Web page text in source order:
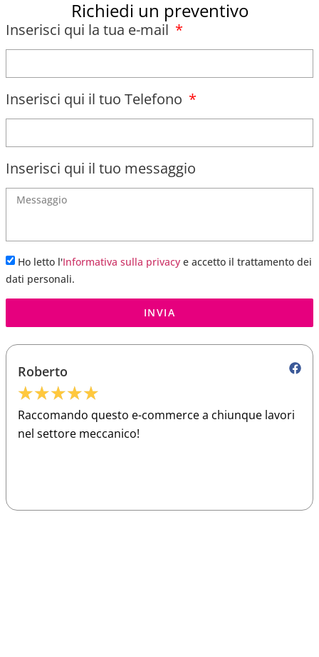
Richiedi un preventivo
Inserisci qui la tua e-mail
Inserisci qui il tuo Telefono
Inserisci qui il tuo messaggio
Ho letto l'Informativa sulla privacy e accetto il trattamento dei
dati personali.
INVIA
Roberto
★★★★★
Raccomando questo e-commerce a chiunque lavori
nel settore meccanico!